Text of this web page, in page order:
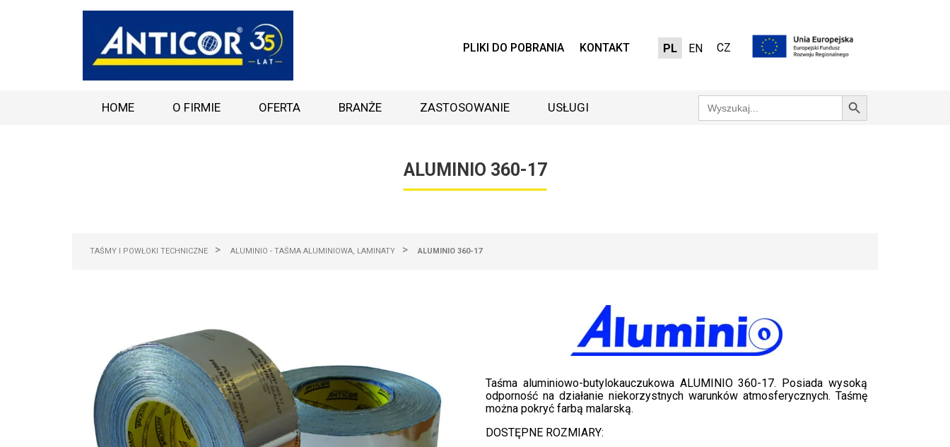
PLIKI DO POBRANIA KONTAKT PL EN CZ
HOME O FIRMIE OFERTA BRANŻE ZASTOSOWANIE USŁUGI
Search
for:
Search Button
ALUMINIO 360-17
TAŚMY I POWŁOKI TECHNICZNE > ALUMINIO - TAŚMA ALUMINIOWA, LAMINATY > ALUMINIO 360-17
Taśma aluminiowo-butylokauczukowa ALUMINIO 360-17. Posiada wysoką
odporność na działanie niekorzystnych warunków atmosferycznych. Taśmę
można pokryć farbą malarską.
DOSTĘPNE ROZMIARY: